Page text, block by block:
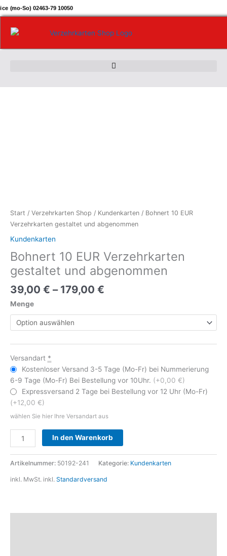
Zum
Inhalt
springen
(mo-So) 02463-79 10050
Start / Verzehrkarten Shop / Kundenkarten / Bohnert 10 EUR
Verzehrkarten gestaltet und abgenommen
Kundenkarten
Bohnert 10 EUR Verzehrkarten
gestaltet und abgenommen
39,00 € – 179,00 €
Menge
Versandart *
Kostenloser Versand 3-5 Tage (Mo-Fr) bei Nummerierung
6-9 Tage (Mo-Fr) Bei Bestellung vor 10Uhr. (+0,00 €)
Expressversand 2 Tage bei Bestellung vor 12 Uhr (Mo-Fr)
(+12,00 €)
wählen Sie hier Ihre Versandart aus
In den Warenkorb
Artikelnummer: 50192-241 Kategorie: Kundenkarten
inkl. MwSt. inkl. Standardversand